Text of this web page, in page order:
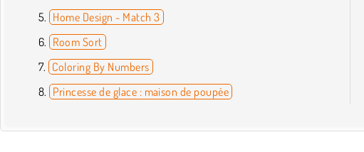
Home Design - Match 3
Room Sort
Coloring By Numbers
Princesse de glace : maison de poupée